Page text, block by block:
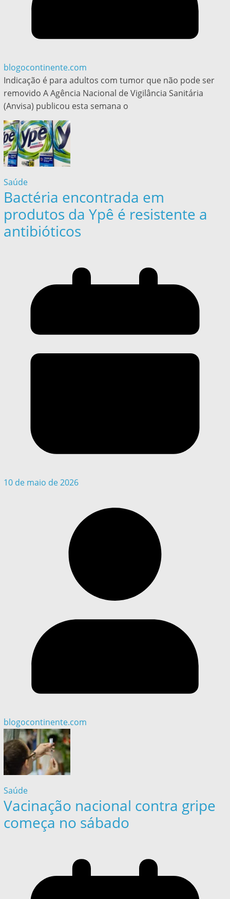
blogocontinente.com
Indicação é para adultos com tumor que não pode ser
removido A Agência Nacional de Vigilância Sanitária
(Anvisa) publicou esta semana o
Saúde
Bactéria encontrada em
produtos da Ypê é resistente a
antibióticos
10 de maio de 2026
blogocontinente.com
Saúde
Vacinação nacional contra gripe
começa no sábado